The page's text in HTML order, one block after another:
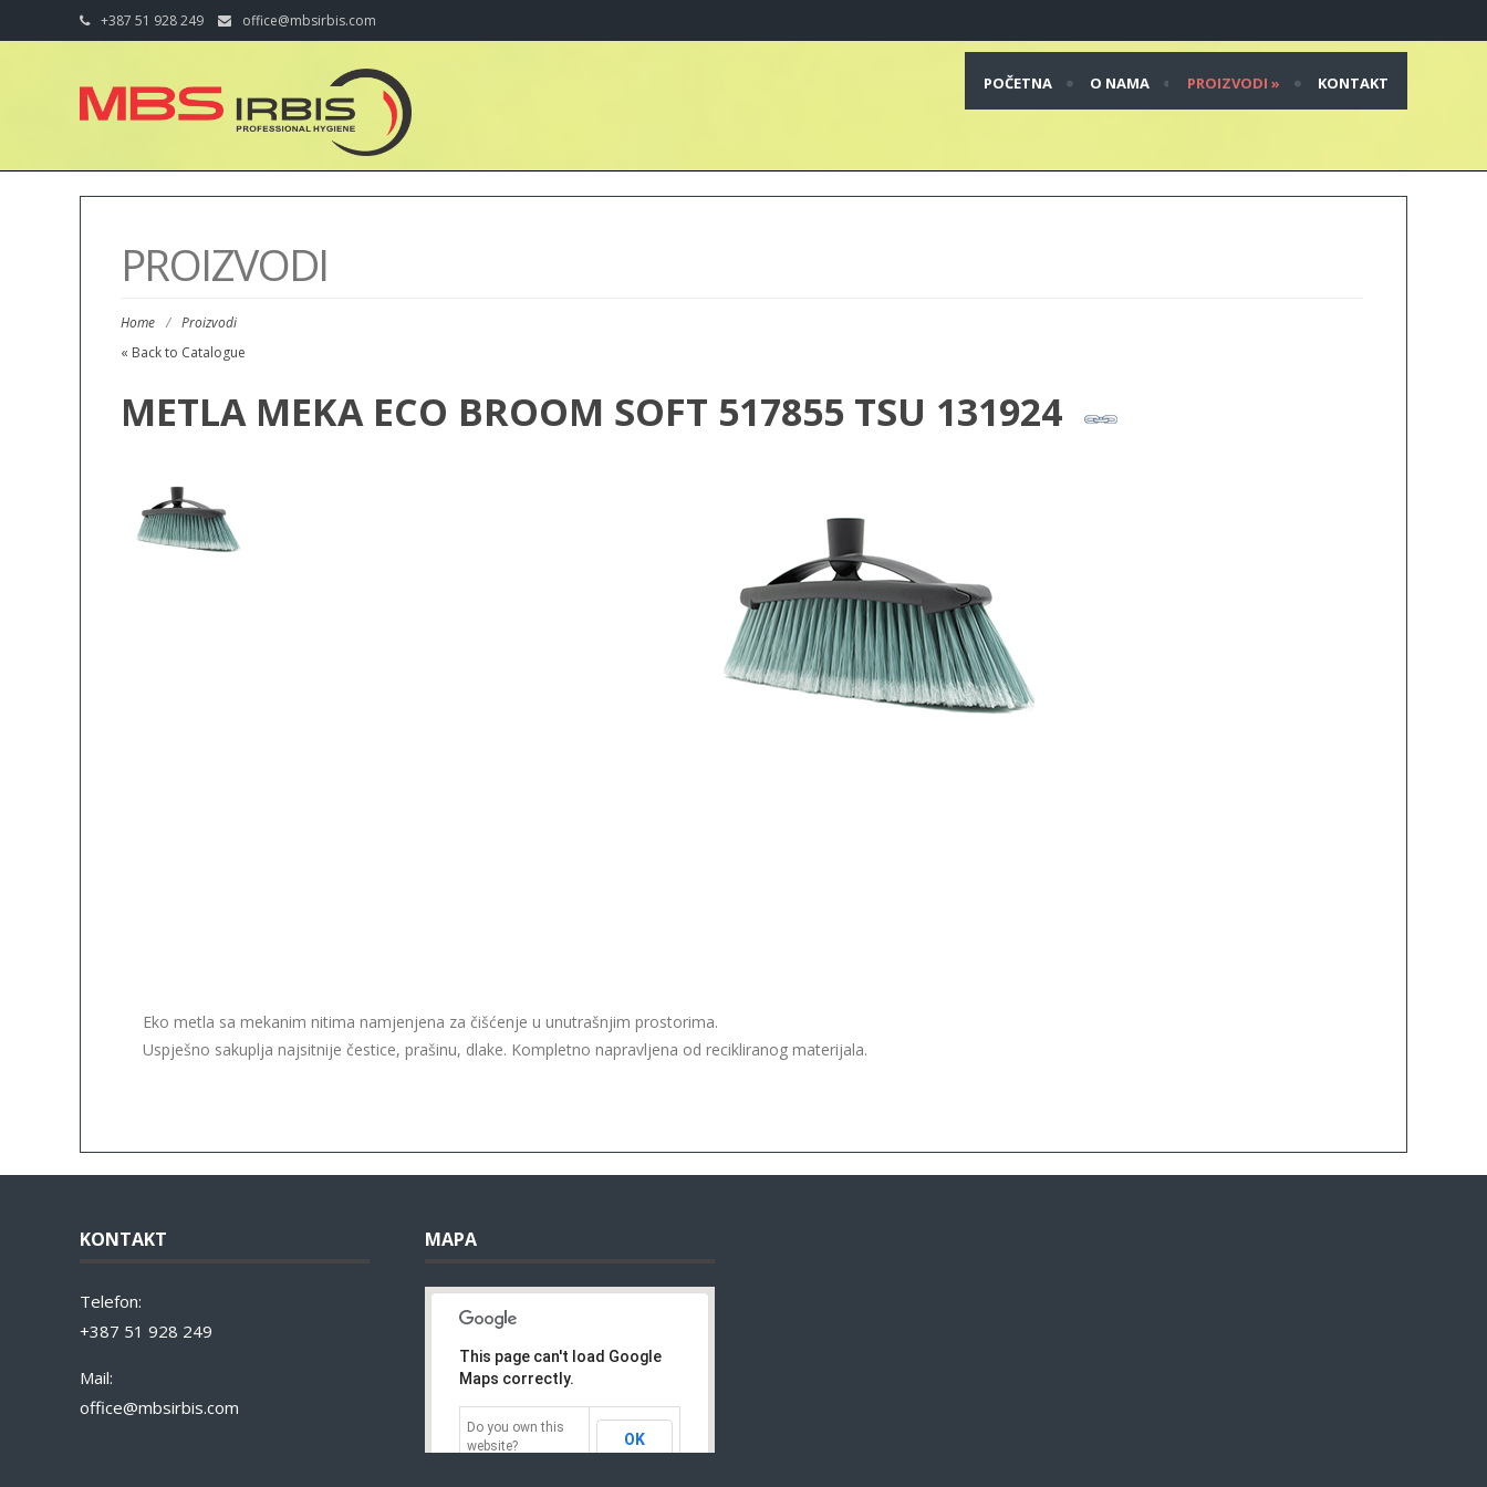
+387 51 928 249 office@mbsirbis.com
POČETNA O NAMA PROIZVODI » KONTAKT
PROIZVODI
Home / Proizvodi
« Back to Catalogue
METLA MEKA ECO BROOM SOFT 517855 TSU 131924
Eko metla sa mekanim nitima namjenjena za čišćenje u unutrašnjim prostorima.
Uspješno sakuplja najsitnije čestice, prašinu, dlake. Kompletno napravljena od recikliranog materijala.
KONTAKT
Telefon:
+387 51 928 249
Mail:
office@mbsirbis.com
MAPA
This page can't load Google
Maps correctly.
Do you own this
website?
OK